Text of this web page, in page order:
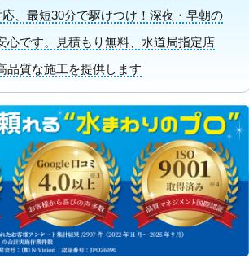
、最短30分で駆けつけ！深夜・早朝の
心です。見積もり無料、水道局指定店
品質な施工を提供します